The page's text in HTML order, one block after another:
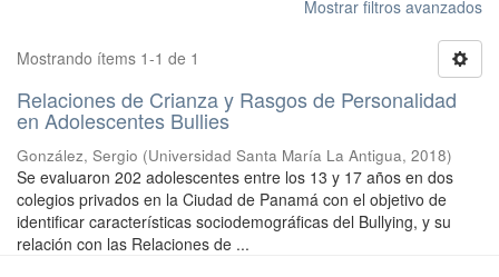
Mostrar filtros avanzados
Mostrando ítems 1-1 de 1
Relaciones de Crianza y Rasgos de Personalidad
en Adolescentes Bullies
González, Sergio (Universidad Santa María La Antigua, 2018)
Se evaluaron 202 adolescentes entre los 13 y 17 años en dos
colegios privados en la Ciudad de Panamá con el objetivo de
identificar características sociodemográficas del Bullying, y su
relación con las Relaciones de ...